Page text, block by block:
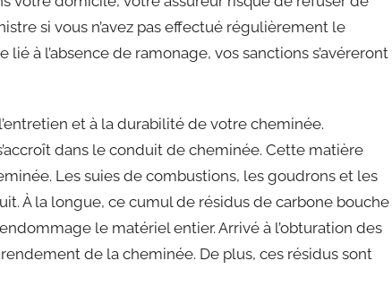
si vous n’avez pas effectué régulièrement le
à l’absence de ramonage, vos sanctions s’avéreront
et à la durabilité de votre cheminée.
dans le conduit de cheminée. Cette matière
Les suies de combustions, les goudrons et les
À la longue, ce cumul de résidus de carbone bouche
le matériel entier. Arrivé à l’obturation des
de la cheminée. De plus, ces résidus sont